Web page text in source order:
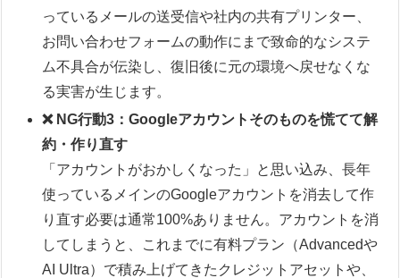
っているメールの送受信や社内の共有プリンター、
お問い合わせフォームの動作にまで致命的なシステ
ム不具合が伝染し、復旧後に元の環境へ戻せなくな
る実害が生じます。
❌ NG行動3：Googleアカウントそのものを慌てて解
約・作り直す
「アカウントがおかしくなった」と思い込み、長年
使っているメインのGoogleアカウントを消去して作
り直す必要は通常100%ありません。アカウントを消
してしまうと、これまでに有料プラン（Advancedや
AI Ultra）で積み上げてきたクレジットアセットや、